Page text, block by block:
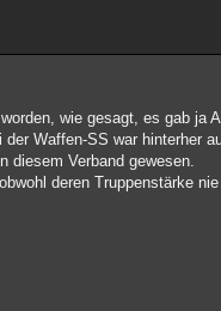
wie gesagt, es gab ja
Waffen-SS war hinterher
diesem Verband gewesen.
deren Truppenstärke